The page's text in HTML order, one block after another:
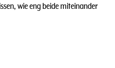
wie eng beide miteinander